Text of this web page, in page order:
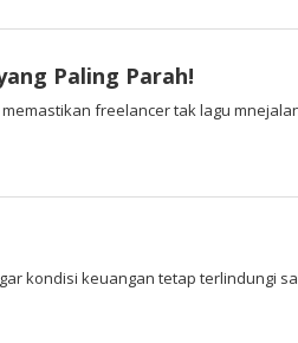
Paling Parah!
freelancer tak lagu
kondisi keuangan tetap terlindungi